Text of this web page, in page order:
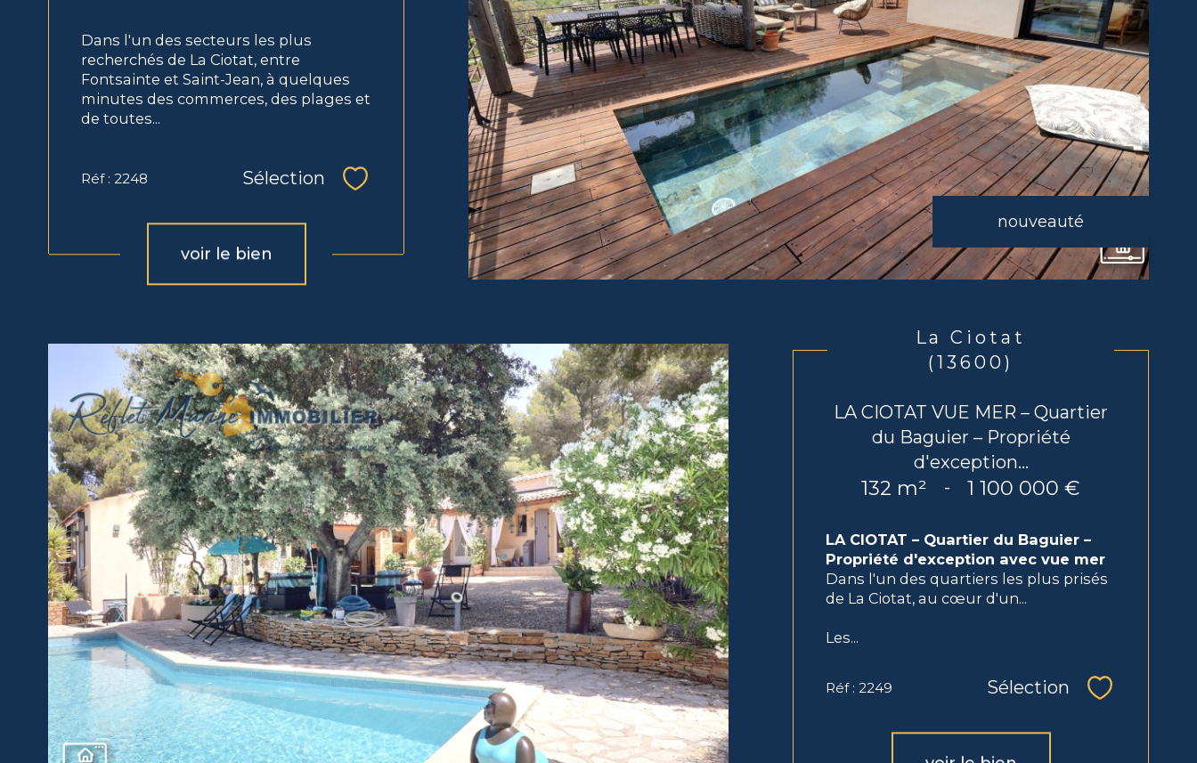
nouveauté
Dans l'un des secteurs les plus
recherchés de La Ciotat, entre
Fontsainte et Saint-Jean, à quelques
minutes des commerces, des plages et
de toutes...
Réf : 2248 Sélection Sélectionner
voir le bien
La Ciotat
(13600)
LA CIOTAT VUE MER – Quartier
du Baguier – Propriété
d'exception...
132 m² - 1 100 000 €
LA CIOTAT – Quartier du Baguier –
Propriété d'exception avec vue mer
Dans l'un des quartiers les plus prisés
de La Ciotat, au cœur d'un...
Les...
Réf : 2249 Sélection